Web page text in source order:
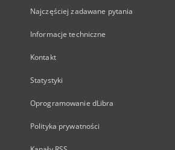
Najczęściej zadawane pytania
Informacje techniczne
Kontakt
Statystyki
Oprogramowanie dLibra
Polityka prywatności